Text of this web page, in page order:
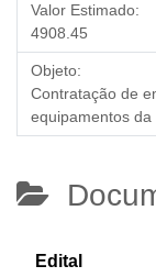
Valor Estimado:
4908.45
Objeto:
Contratação de
equipamentos da
Edital